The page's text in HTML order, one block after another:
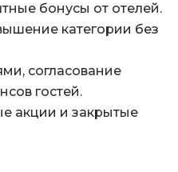
бонусы от отелей.
категории без
согласование
гостей.
акции и закрытые